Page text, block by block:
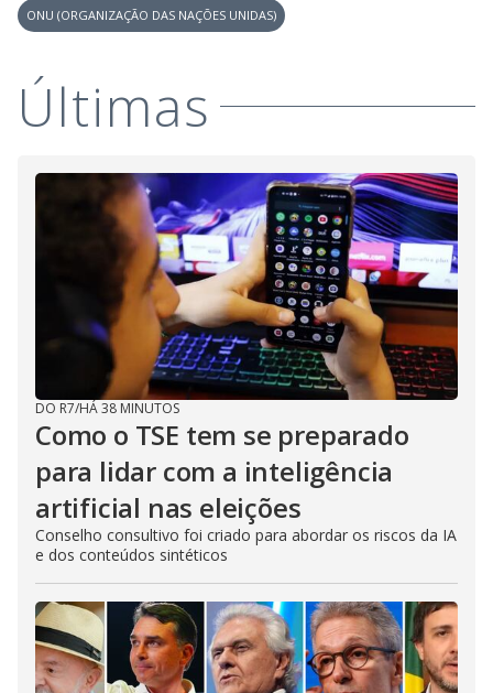
ONU (ORGANIZAÇÃO DAS NAÇÕES UNIDAS)
Últimas
DO R7/HÁ 38 MINUTOS
Como o TSE tem se preparado
para lidar com a inteligência
artificial nas eleições
Conselho consultivo foi criado para abordar os riscos da IA
e dos conteúdos sintéticos